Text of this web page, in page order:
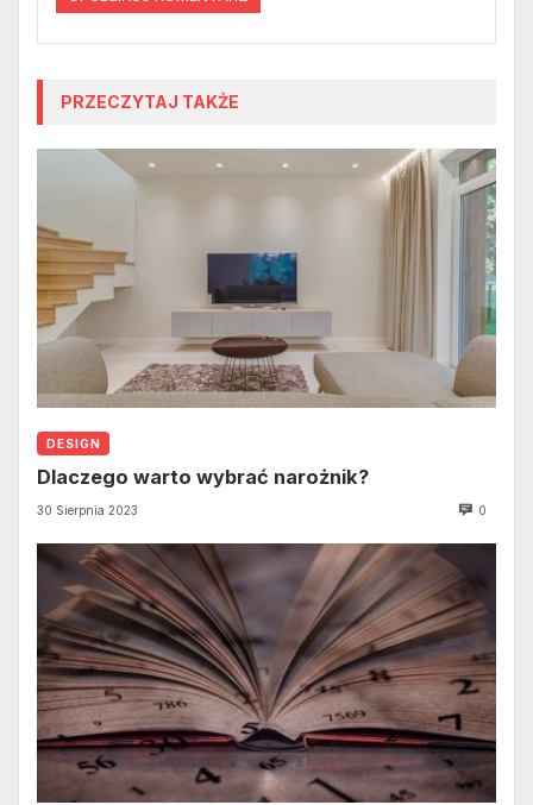
PRZECZYTAJ TAKŻE
DESIGN
Dlaczego warto wybrać narożnik?
30 Sierpnia 2023 0